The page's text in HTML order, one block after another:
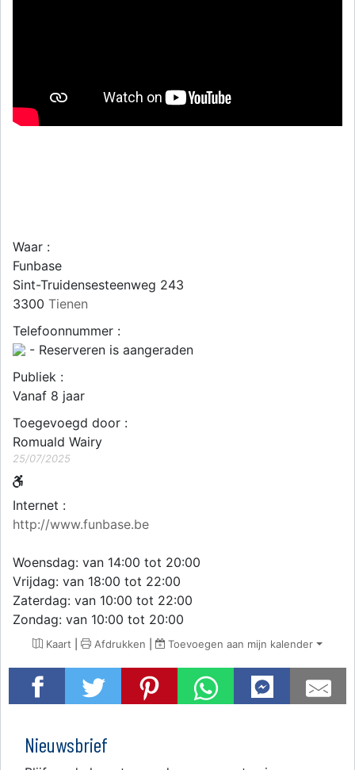
Waar :
Funbase
Sint-Truidensesteenweg 243
3300 Tienen
Telefoonnummer :
- Reserveren is aangeraden
Publiek :
Vanaf 8 jaar
Toegevoegd door :
Romuald Wairy
25/07/2025
Internet :
http://www.funbase.be
Woensdag: van 14:00 tot 20:00
Vrijdag: van 18:00 tot 22:00
Zaterdag: van 10:00 tot 22:00
Zondag: van 10:00 tot 20:00
Kaart | Afdrukken | Toevoegen aan mijn kalender
Nieuwsbrief